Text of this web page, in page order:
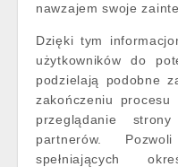
nawzajem swoje
Dzięki tym
użytkowników do
podzielają podobne
zakończeniu
przeglądanie
partnerów.
spełniających